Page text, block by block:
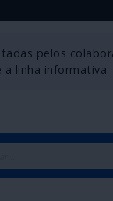
pelos
linha informativa.